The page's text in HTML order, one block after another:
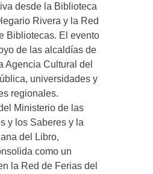
desde la Biblioteca
Rivera y la Red
Bibliotecas. El evento
de las alcaldías de
Agencia Cultural del
universidades y
regionales.
Ministerio de las
y los Saberes y la
del Libro,
como un
la Red de Ferias del